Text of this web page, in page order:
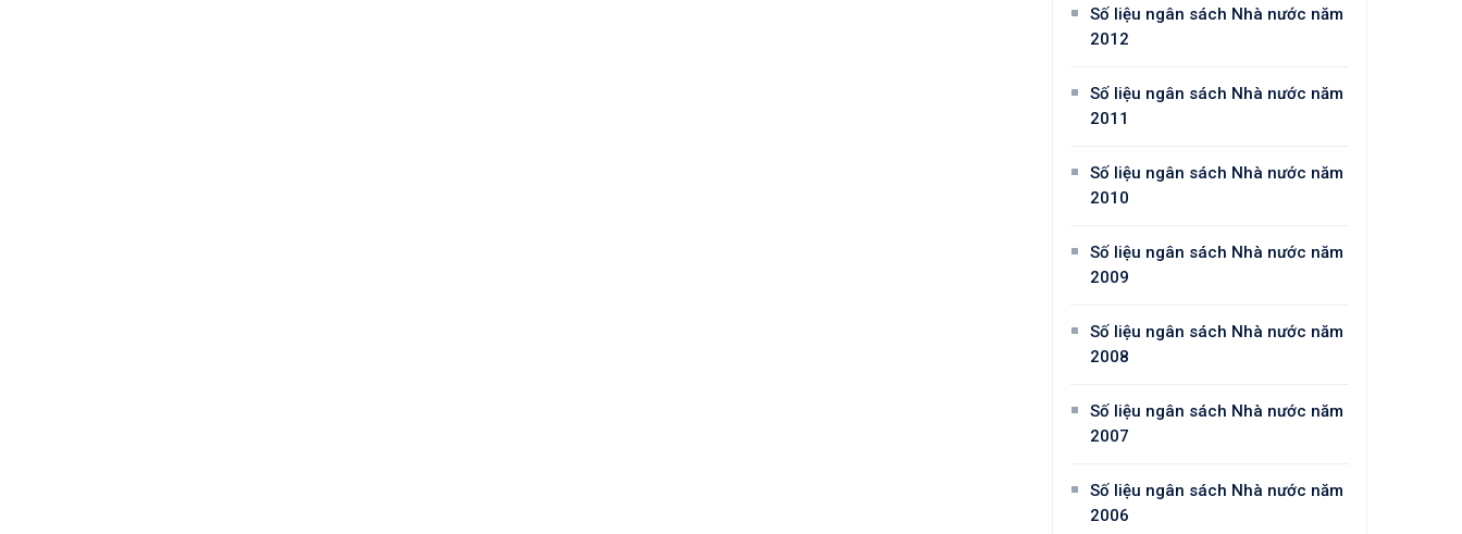
Số liệu ngân sách Nhà nước năm
2012
Số liệu ngân sách Nhà nước năm
2011
Số liệu ngân sách Nhà nước năm
2010
Số liệu ngân sách Nhà nước năm
2009
Số liệu ngân sách Nhà nước năm
2008
Số liệu ngân sách Nhà nước năm
2007
Số liệu ngân sách Nhà nước năm
2006